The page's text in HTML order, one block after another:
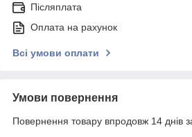
Післяплата
Оплата на рахунок
Всі умови оплати
Умови повернення
Повернення товару впродовж 14 днів